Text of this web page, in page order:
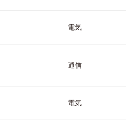
電気
通信
電気